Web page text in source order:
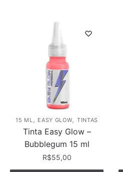
15 ML, EASY GLOW, TINTAS
Tinta Easy Glow –
Bubblegum 15 ml
R$55,00